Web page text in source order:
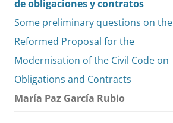
de obligaciones y contratos
Some preliminary questions on the
Reformed Proposal for the
Modernisation of the Civil Code on
Obligations and Contracts
María Paz García Rubio